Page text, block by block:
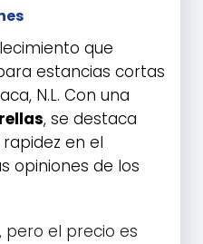
que
estancias cortas
N.L. Con una
, se destaca
en el
opiniones de los
pero el precio es